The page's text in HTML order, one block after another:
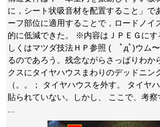
に，シート状吸音材を配置すること」
ーフ部位に適用することで，ロードノイ
的に低減できた。 ※内容はＪＰＥＧに
しくはマツダ技法ＨＰ参照 ( ﾟдﾟ)ウム
るのであろう。残念ながらさっぱりわか
クスにタイヤハウスまわりのデッドニン
（。。； タイヤハウスを外す。 タイヤ
貼られていない。しかし、 ここで、考